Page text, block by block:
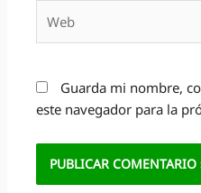
Guarda mi nombre,
este navegador para la